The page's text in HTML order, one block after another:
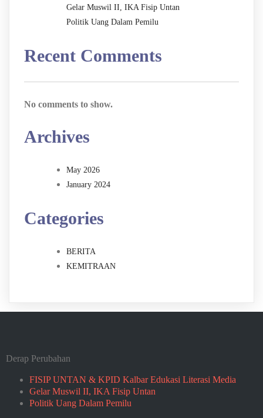
Gelar Muswil II, IKA Fisip Untan
Politik Uang Dalam Pemilu
Recent Comments
No comments to show.
Archives
May 2026
January 2024
Categories
BERITA
KEMITRAAN
Derap Perubahan
FISIP UNTAN & KPID Kalbar Edukasi Literasi Media
Gelar Muswil II, IKA Fisip Untan
Politik Uang Dalam Pemilu